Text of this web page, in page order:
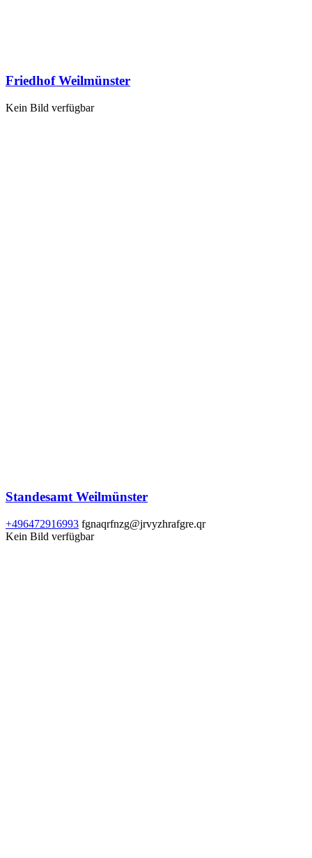
Friedhof Weilmünster
Kein Bild verfügbar
Standesamt Weilmünster
+496472916993 fgnaqrfnzg@jrvyzhrafgre.qr
Kein Bild verfügbar